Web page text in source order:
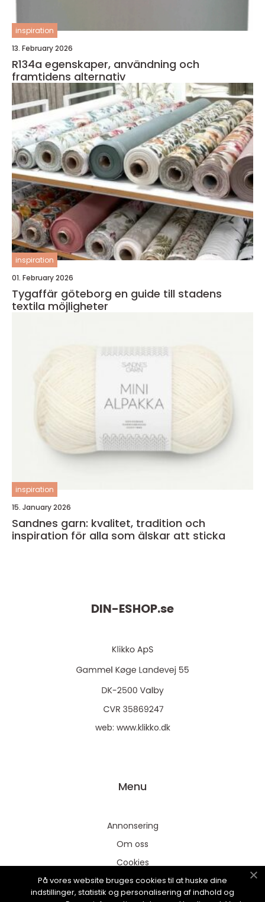
inspiration
13. February 2026
R134a egenskaper, användning och
framtidens alternativ
inspiration
01. February 2026
Tygaffär göteborg en guide till stadens
textila möjligheter
inspiration
15. January 2026
Sandnes garn: kvalitet, tradition och
inspiration för alla som älskar att sticka
DIN-ESHOP.se
web: www.klikko.dk
Menu
Annonsering
Om oss
Cookies
Kontakta oss
Sitemap
På vores website bruges cookies til at huske dine
indstillinger, statistik og personalisering af indhold og